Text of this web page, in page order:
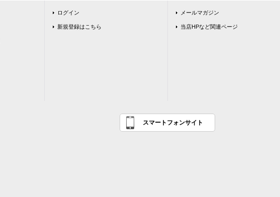
ログイン
新規登録はこちら
メールマガジン
当店HPなど関連ページ
スマートフォンサイト